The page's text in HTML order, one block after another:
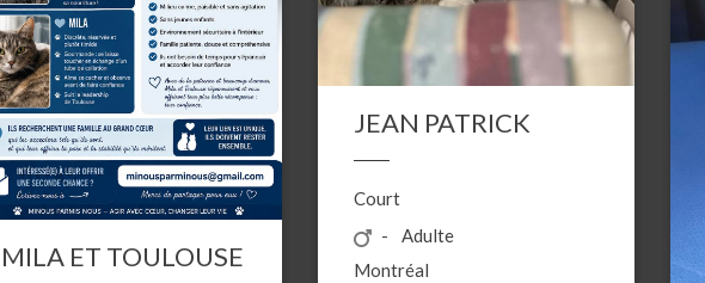
MILA ET TOULOUSE
JEAN PATRICK
Court
Adulte
Montréal